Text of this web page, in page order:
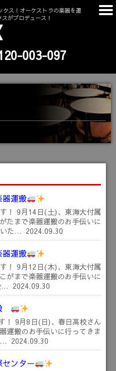
ス！オーケストラの楽器を運
がプロデュース！
003-097
運搬
！ 9月14日(土)、東海大付属
たまで楽器運搬のお手伝いに
た… 2024.09.30
運搬
！ 9月12日(木)、東海大付属
がまで楽器運搬のお手伝いに
… 2024.09.30
！ 9月8日(日)、春日高校さん
運搬のお手伝いに行ってきま
… 2024.09.30
ンター